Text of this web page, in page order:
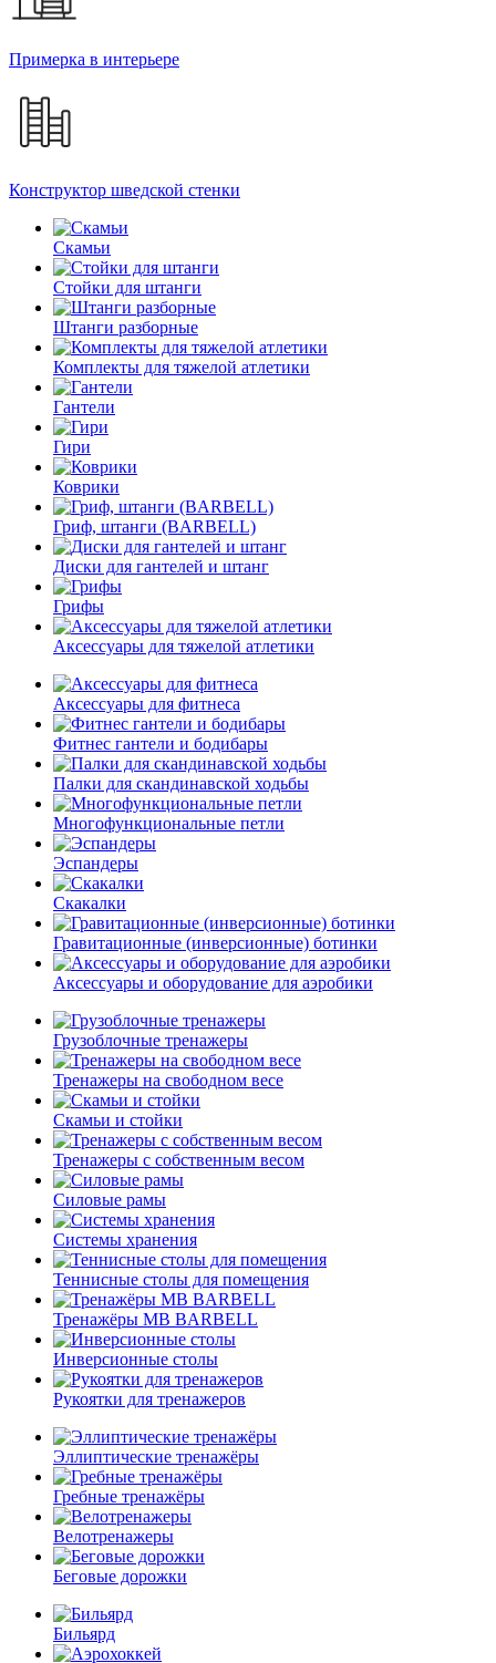
Примерка в интерьере
Конструктор шведской стенки
Скамьи
Стойки для штанги
Штанги разборные
Комплекты для тяжелой атлетики
Гантели
Гири
Коврики
Гриф, штанги (BARBELL)
Диски для гантелей и штанг
Грифы
Аксессуары для тяжелой атлетики
Аксессуары для фитнеса
Фитнес гантели и бодибары
Палки для скандинавской ходьбы
Многофункциональные петли
Эспандеры
Скакалки
Гравитационные (инверсионные) ботинки
Аксессуары и оборудование для аэробики
Грузоблочные тренажеры
Тренажеры на свободном весе
Скамьи и стойки
Тренажеры с собственным весом
Силовые рамы
Системы хранения
Теннисные столы для помещения
Тренажёры MB BARBELL
Инверсионные столы
Рукоятки для тренажеров
Эллиптические тренажёры
Гребные тренажёры
Велотренажеры
Беговые дорожки
Бильярд